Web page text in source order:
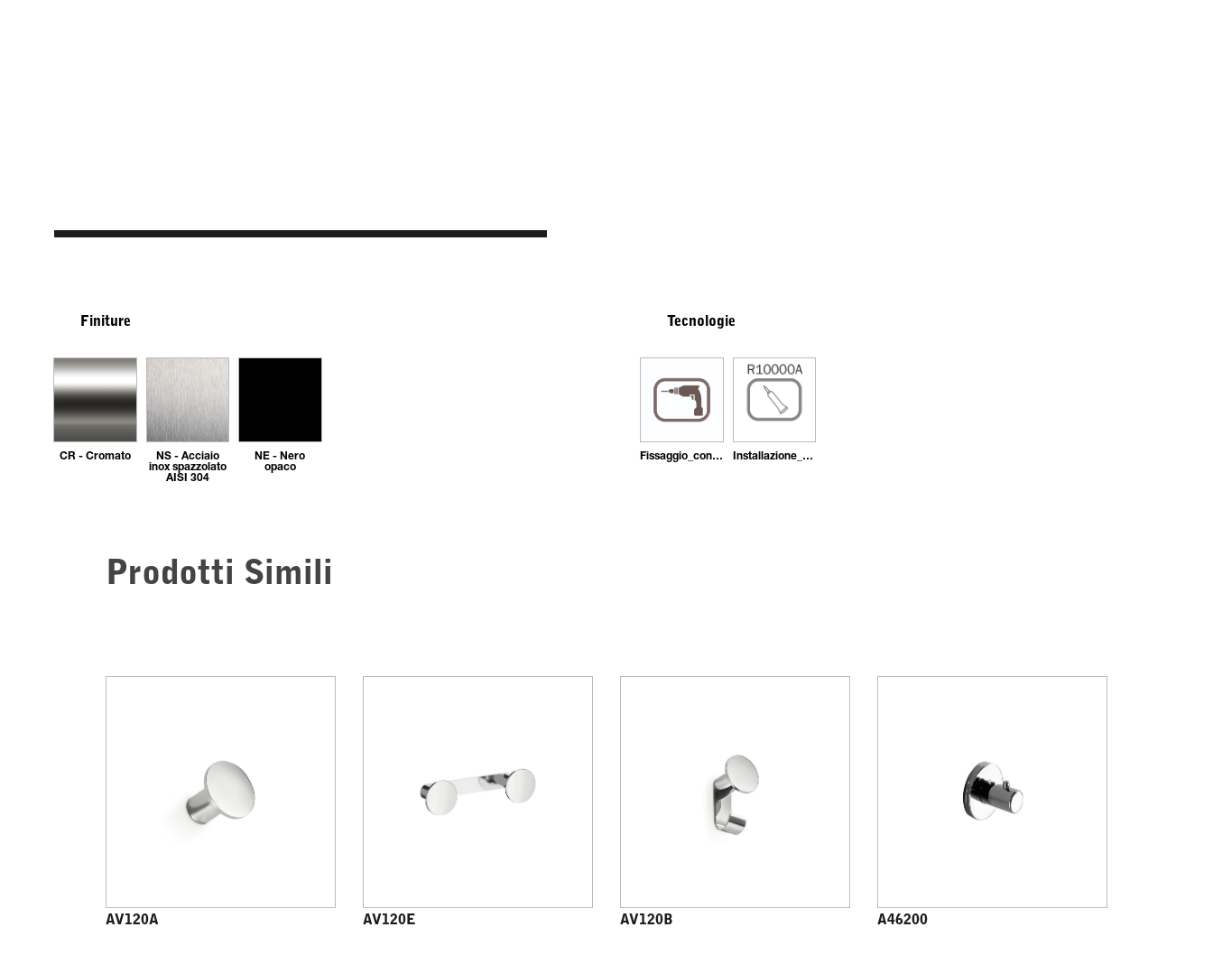
Finiture
CR - Cromato
NS - Acciaio
inox spazzolato
AISI 304
NE - Nero
opaco
Tecnologie
Fissaggio_con_tasselli Installazione_con_adesivo_in_pasta
Prodotti Simili
AV120A AV120E AV120B A46200